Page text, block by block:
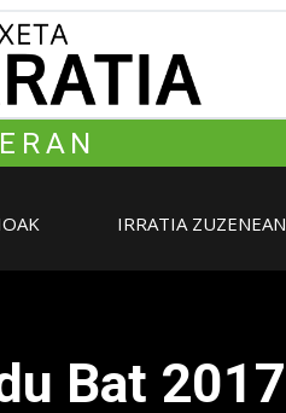
IRRATIA ZUZENEAN
Bat 2017